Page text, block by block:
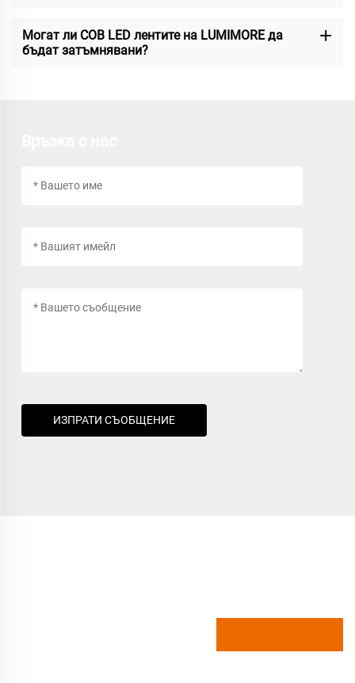
Могат ли COB LED лентите на LUMIMORE да
бъдат затъмнявани?
ИЗПРАТИ СЪОБЩЕНИЕ